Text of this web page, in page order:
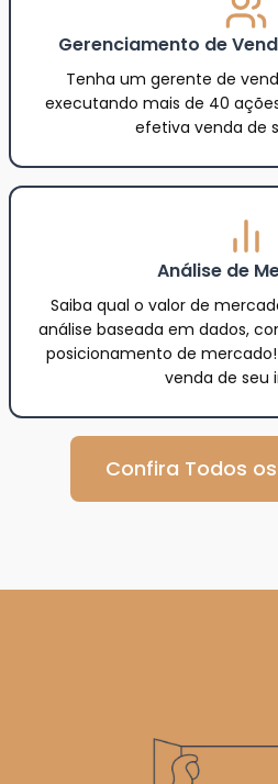
Gerenciamento de
Tenha um gerente de
executando mais de 40
efetiva venda de
Análise de
Saiba qual o valor de
análise baseada em dados,
posicionamento de
venda de seu
Confira Todos